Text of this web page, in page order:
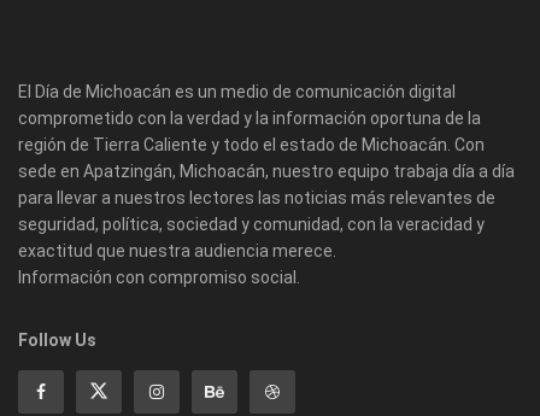
El Día de Michoacán es un medio de comunicación digital
comprometido con la verdad y la información oportuna de la
región de Tierra Caliente y todo el estado de Michoacán. Con
sede en Apatzingán, Michoacán, nuestro equipo trabaja día a día
para llevar a nuestros lectores las noticias más relevantes de
seguridad, política, sociedad y comunidad, con la veracidad y
exactitud que nuestra audiencia merece.
Información con compromiso social.
Follow Us